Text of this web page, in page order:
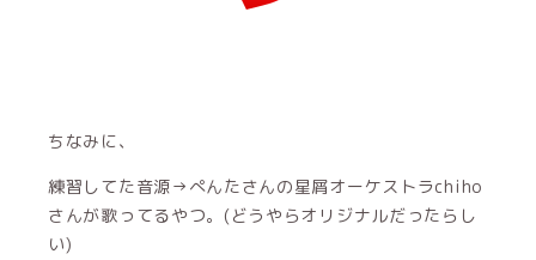
ちなみに、
練習してた音源→ぺんたさんの星屑オーケストラchiho
さんが歌ってるやつ。(どうやらオリジナルだったらし
い)